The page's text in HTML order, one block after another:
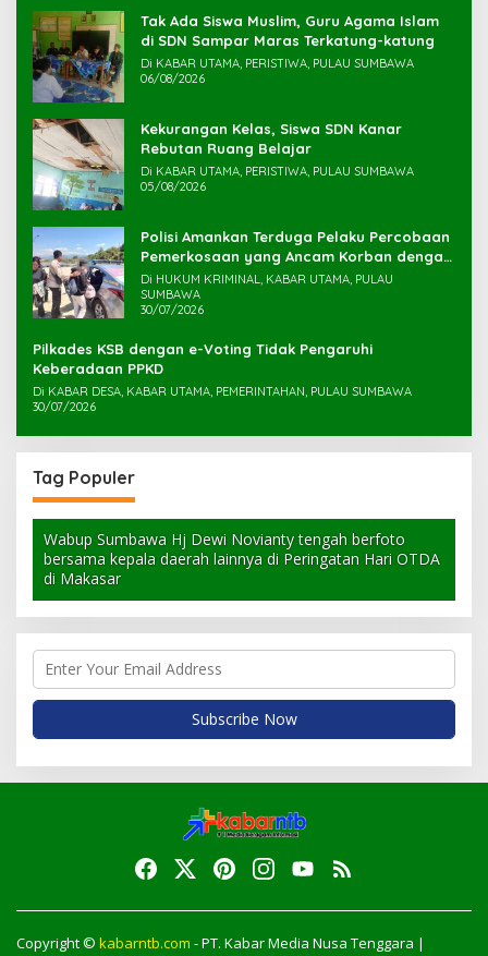
Tak Ada Siswa Muslim, Guru Agama Islam
di SDN Sampar Maras Terkatung-katung ‎
Di KABAR UTAMA, PERISTIWA, PULAU SUMBAWA
06/08/2026
Kekurangan Kelas, Siswa SDN Kanar
Rebutan Ruang Belajar
Di KABAR UTAMA, PERISTIWA, PULAU SUMBAWA
05/08/2026
Polisi Amankan Terduga Pelaku Percobaan
Pemerkosaan yang Ancam Korban dengan
Parang
Di HUKUM KRIMINAL, KABAR UTAMA, PULAU
SUMBAWA
30/07/2026
Pilkades KSB dengan e-Voting Tidak Pengaruhi
Keberadaan PPKD
Di KABAR DESA, KABAR UTAMA, PEMERINTAHAN, PULAU SUMBAWA
30/07/2026
Tag Populer
Wabup Sumbawa Hj Dewi Novianty tengah berfoto
bersama kepala daerah lainnya di Peringatan Hari OTDA
di Makasar
Copyright © kabarntb.com - PT. Kabar Media Nusa Tenggara |